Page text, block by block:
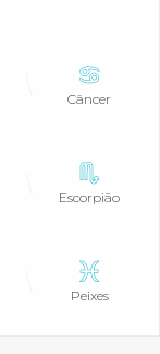
Câncer
Escorpião
Peixes